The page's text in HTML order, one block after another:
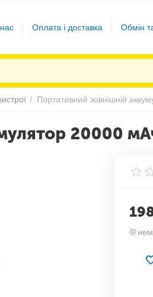
Оплата і доставка Обмін
/
20000